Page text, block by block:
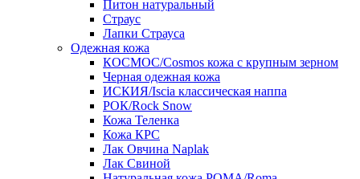
Питон натуральный
Страус
Лапки Страуса
Одежная кожа
КОСМОС/Cosmos кожа с крупным зерном
Черная одежная кожа
ИСКИЯ/Iscia классическая наппа
РОК/Rock Snow
Кожа Теленка
Кожа КРС
Лак Овчина Naplak
Лак Свиной